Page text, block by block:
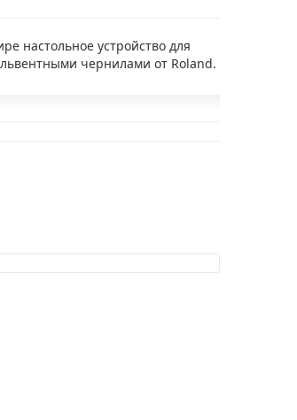
настольное устройство для
чернилами от Roland.